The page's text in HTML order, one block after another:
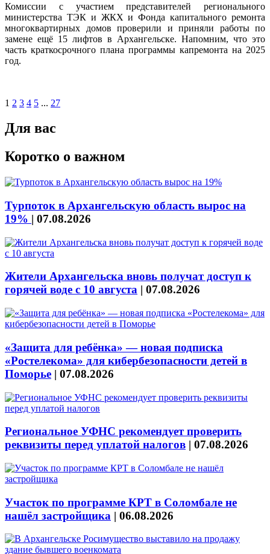
Комиссии с участием представителей регионального
министерства ТЭК и ЖКХ и Фонда капитального ремонта
многоквартирных домов проверили и приняли работы по
замене ещё 15 лифтов в Архангельске. Напомним, что это
часть краткосрочного плана программы капремонта на 2025
год.
1 2 3 4 5 ... 27
Для вас
Коротко о важном
Турпоток в Архангельскую область вырос на
19% | 07.08.2026
Жители Архангельска вновь получат доступ к
горячей воде с 10 августа | 07.08.2026
«Защита для ребёнка» — новая подписка
«Ростелекома» для кибербезопасности детей в
Поморье | 07.08.2026
Региональное УФНС рекомендует проверить
реквизиты перед уплатой налогов | 07.08.2026
Участок по программе КРТ в Соломбале не
нашёл застройщика | 06.08.2026